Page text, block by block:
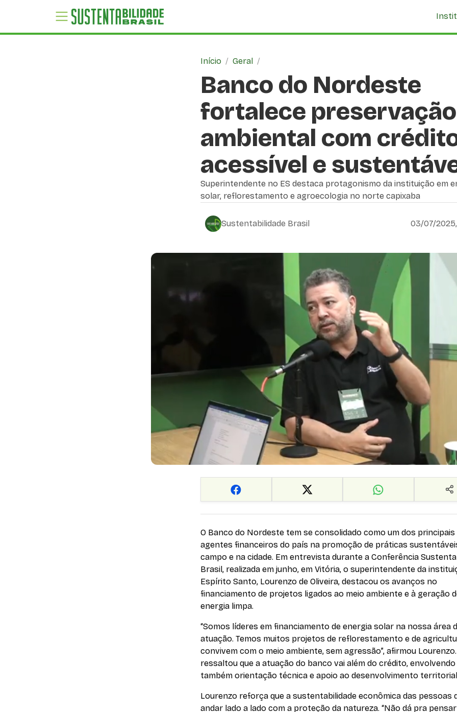
Início / Geral /
Banco do Nordeste
fortalece preservação
ambiental com
acessível e
Superintendente no ES destaca protagonismo da instituição em
solar, reflorestamento e agroecologia no norte capixaba
Sustentabilidade Brasil 03/07/2025,
O Banco do Nordeste tem se consolidado como um dos principais
agentes financeiros do país na promoção de práticas
campo e na cidade. Em entrevista durante a Conferência
Brasil, realizada em junho, em Vitória, o superintendente da
Espírito Santo, Lourenzo de Oliveira, destacou os avanços no
financiamento de projetos ligados ao meio ambiente e à geração
energia limpa.
“Somos líderes em financiamento de energia solar na nossa área
atuação. Temos muitos projetos de reflorestamento e de
convivem com o meio ambiente, sem agressão”, afirmou
ressaltou que a atuação do banco vai além do crédito, envolvendo
também orientação técnica e apoio ao desenvolvimento
Lourenzo reforça que a sustentabilidade econômica das pessoas
andar lado a lado com a proteção da natureza. “Não dá pra